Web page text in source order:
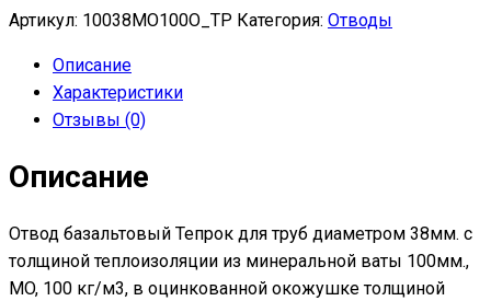
T100
100
оцинкованной
толщиной
Артикул: 10038MO100O_TP Категория: Отводы
Описание
Характеристики
Отзывы (0)
Описание
Отвод базальтовый Тепрок для труб диаметром 38мм. с
толщиной теплоизоляции из минеральной ваты 100мм.,
MO, 100 кг/м3, в оцинкованной окожушке толщиной